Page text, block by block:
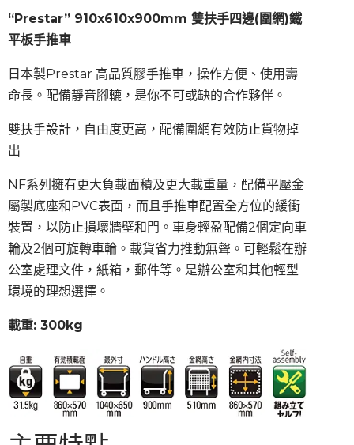
“Prestar” 910x610x900mm 雙扶手四邊(圍網)鐵
平板手推車
日本製Prestar 高品質膠手推車，操作方便、使用壽
命長。配備靜音腳轆，是你不可或缺的合作夥伴。
雙扶手設計，自由度更高，配備圍網有效防止貨物掉
出
NF系列擁有更大負載面積及更大載重量，配備平壓金
屬製底座和PVC表面，而且手推車配置全方位的緩衝
裝置，以防止損壞牆壁和門。車身輕盈配備2個定向車
輪及2個可旋轉車輪。載貨省力推動無聲。可輕鬆在辦
公室處理文件，紙箱，郵件等。是辦公室和其他輕型
環境的理想選擇。
載重: 300kg